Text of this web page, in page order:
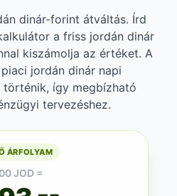
dinár-forint átváltás. Írd
a friss jordán dinár
kiszámolja az értéket. A
jordán dinár napi
így megbízható
tervezéshez.
ÁRFOLYAM
JOD =